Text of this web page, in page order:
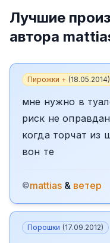
Лучшие
автора
Пирожки + (18.05.2014)
мне нужно в
риск не
когда торчат из
вон те
©mattias & ветер
Порошки (17.09.2012)